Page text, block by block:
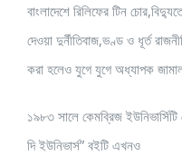
বাংলাদেশে রিলিফের টিন
দেওয়া দুর্নীতিবাজ,ভণ্ড ও ধূর্ত
করা হলেও যুগে যুগে অধ্যাপক
১৯৮৩ সালে কেমব্রিজ
দি ইউনিভার্স” বইটি এখনও